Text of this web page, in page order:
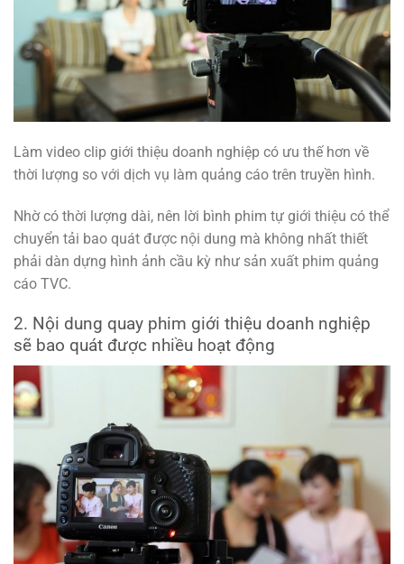
Làm video clip giới thiệu doanh nghiệp có ưu thế hơn về
thời lượng so với dịch vụ làm quảng cáo trên truyền hình.
Nhờ có thời lượng dài, nên lời bình phim tự giới thiệu có thể
chuyển tải bao quát được nội dung mà không nhất thiết
phải dàn dựng hình ảnh cầu kỳ như sản xuất phim quảng
cáo TVC.
2. Nội dung quay phim giới thiệu doanh nghiệp
sẽ bao quát được nhiều hoạt động